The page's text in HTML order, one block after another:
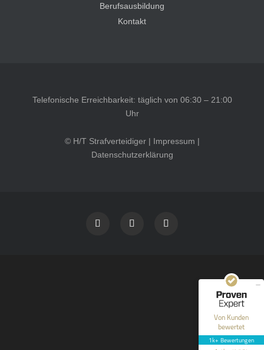
Berufsausbildung
Kontakt
Telefonische Erreichbarkeit: täglich von 06:30 – 21:00
Uhr
© H/T Strafverteidiger | Impressum |
Datenschutzerklärung
Von Kunden
bewertet
1k+ Bewertungen
40
Bewertungen auf
ProvenExpert.com
Blick aufs ProvenExpert-Profil werfen